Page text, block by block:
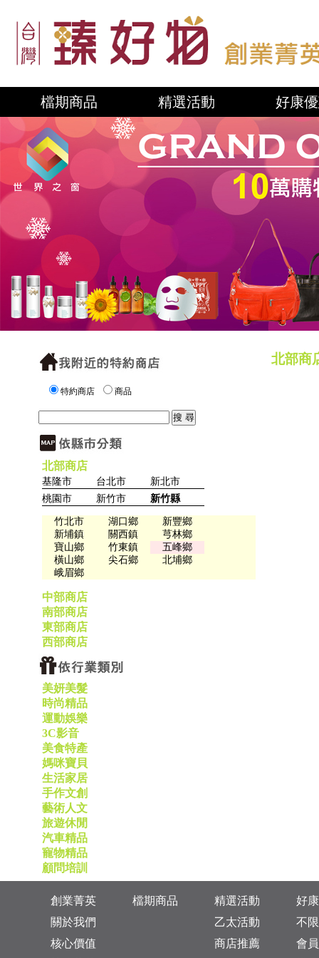
檔期商品 精選活動 好康
特約商店 商品
北部商店
基隆市 台北市
新北市
桃園市
新竹市 新竹縣
竹北市 湖口鄉
新豐鄉
新埔鎮
關西鎮
芎林鄉
寶山鄉
竹東鎮
五峰鄉
橫山鄉
尖石鄉
北埔鄉
峨眉鄉
中部商店
南部商店
東部商店
西部商店
美妍美髮
時尚精品
運動娛樂
3C影音
美食特產
媽咪寶貝
生活家居
手作文創
藝術人文
旅遊休閒
汽車精品
寵物精品
顧問培訓
北部商
創業菁英
關於我們
核心價值
檔期商品
精選活動
乙太活動
商店推薦
好
不
會